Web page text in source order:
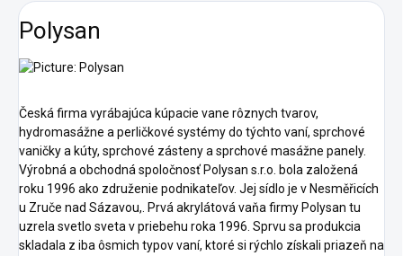
Polysan
Česká firma vyrábajúca kúpacie vane rôznych tvarov,
hydromasážne a perličkové systémy do týchto vaní, sprchové
vaničky a kúty, sprchové zásteny a sprchové masážne panely.
Výrobná a obchodná spoločnosť Polysan s.r.o. bola založená
roku 1996 ako združenie podnikateľov. Jej sídlo je v Nesměřicích
u Zruče nad Sázavou,. Prvá akrylátová vaňa firmy Polysan tu
uzrela svetlo sveta v priebehu roka 1996. Sprvu sa produkcia
skladala z iba ôsmich typov vaní, ktoré si rýchlo získali priazeň na